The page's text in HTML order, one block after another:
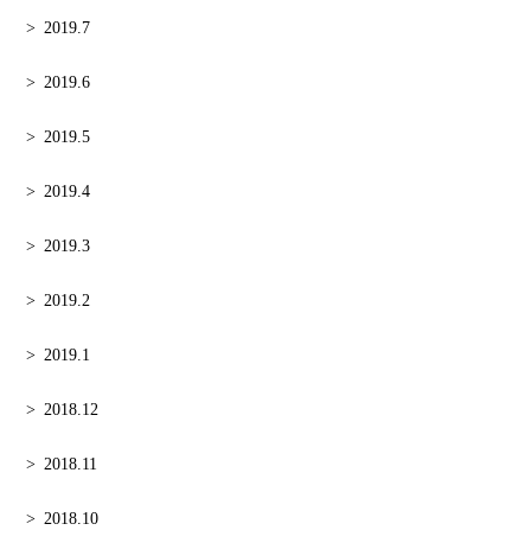
2019.7
2019.6
2019.5
2019.4
2019.3
2019.2
2019.1
2018.12
2018.11
2018.10